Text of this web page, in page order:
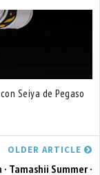
Seiya de Pegaso
OLDER ARTICLE
Tamashii Summer ·